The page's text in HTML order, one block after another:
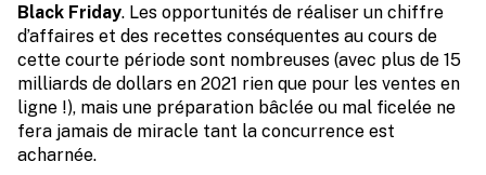
Black Friday. Les opportunités de réaliser un chiffre
d’affaires et des recettes conséquentes au cours de
cette courte période sont nombreuses (avec plus de 15
milliards de dollars en 2021 rien que pour les ventes en
ligne !), mais une préparation bâclée ou mal ficelée ne
fera jamais de miracle tant la concurrence est
acharnée.